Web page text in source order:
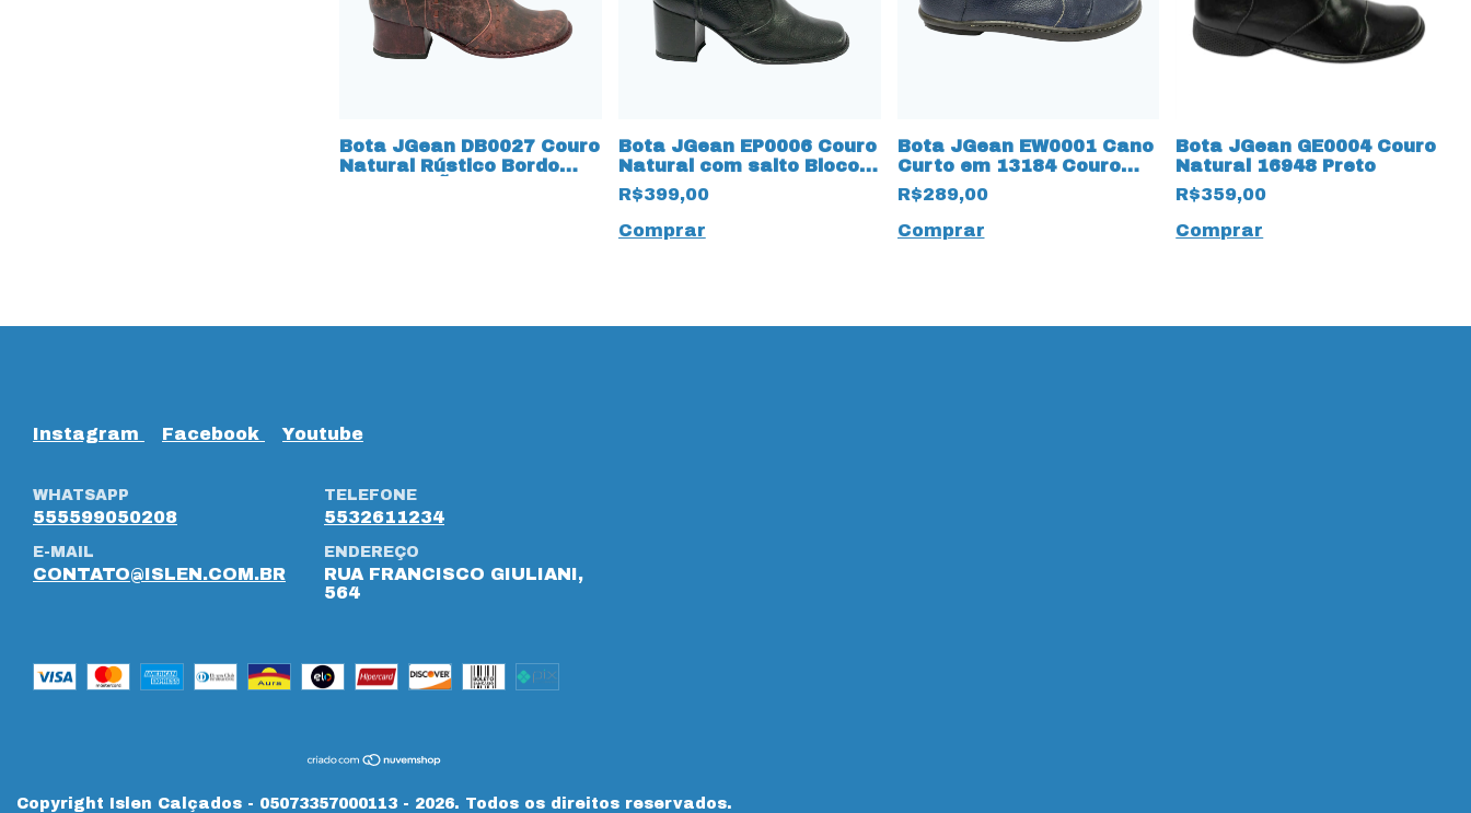
Bota JGean DB0027 Couro
Natural Rústico Bordo
Bota JGean EP0006 Couro
Natural com salto Bloco
13186 Preto
R$399,00
Comprar
Bota JGean EW0001 Cano
Curto em 13184 Couro
Natural
R$289,00
Comprar
Bota JGean GE0004 Couro
Natural 16948 Preto
R$359,00
Comprar
Instagram Facebook Youtube
WHATSAPP
555599050208
TELEFONE
5532611234
E-MAIL
CONTATO@ISLEN.COM.BR
ENDEREÇO
RUA FRANCISCO GIULIANI,
564
Copyright Islen Calçados - 05073357000113 - 2026. Todos os direitos reservados.